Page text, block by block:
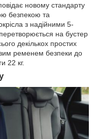
новому стандарту
безпекою та
з надійними 5-
на бустер
декількох простих
ременем безпеки до
22 кг.